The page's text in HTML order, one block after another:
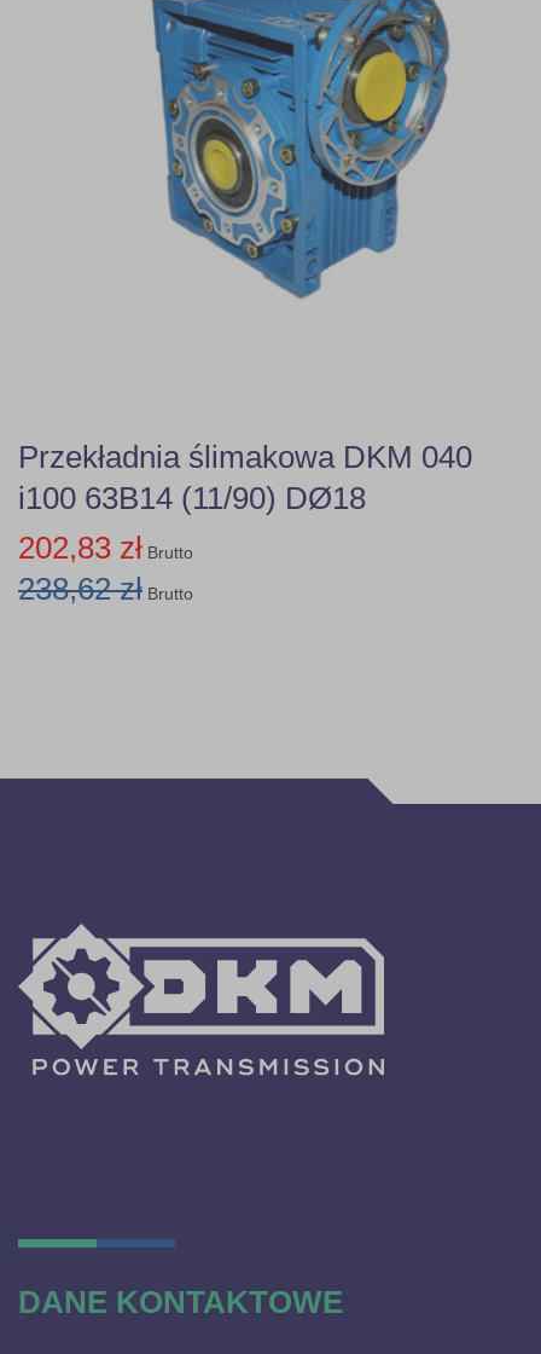
Przekładnia ślimakowa DKM 040
i100 63B14 (11/90) DØ18
202,83 zł Brutto
238,62 zł Brutto
DANE KONTAKTOWE